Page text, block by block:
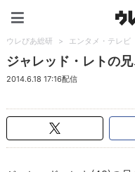
ウレぴあ総研 > エンタメ・テレビ
ジャレッド・レトの
2014.6.18 17:16配信